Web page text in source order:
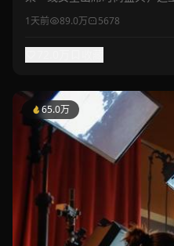
1天前 89.0万 5678
65.0万